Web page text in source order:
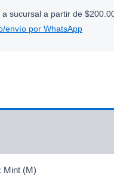
a sucursal a partir de
envío por WhatsApp
Mint (M)